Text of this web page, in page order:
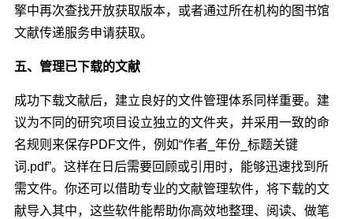
擎中再次查找开放获取版本，或者通过所在机构的图书馆
文献传递服务申请获取。
五、管理已下载的文献
成功下载文献后，建立良好的文件管理体系同样重要。建
议为不同的研究项目设立独立的文件夹，并采用一致的命
名规则来保存PDF文件，例如“作者_年份_标题关键
词.pdf”。这样在日后需要回顾或引用时，能够迅速找到所
需文件。你还可以借助专业的文献管理软件，将下载的文
献导入其中，这些软件能帮助你高效地整理、阅读、做笔